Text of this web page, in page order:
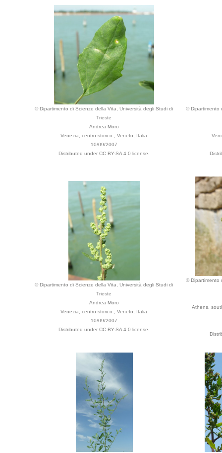
© Dipartimento di Scienze della Vita, Università degli Studi di
Trieste
Andrea Moro
Venezia, centro storico., Veneto, Italia
10/09/2007
Distributed under CC BY-SA 4.0 license.
© Dipartimento
© Dipartimento di Scienze della Vita, Università degli Studi di
Trieste
Andrea Moro
Venezia, centro storico., Veneto, Italia
10/09/2007
Distributed under CC BY-SA 4.0 license.
© Dipartimento
Athens,